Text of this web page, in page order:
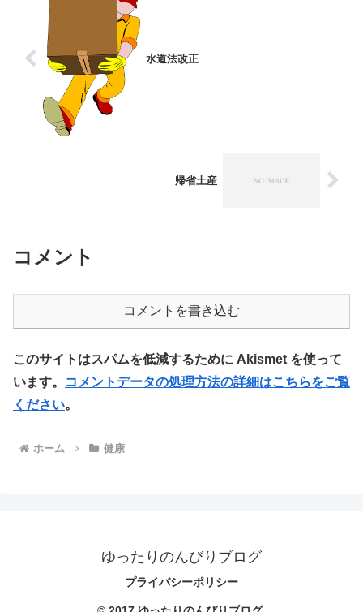
水道法改正
帰省土産
コメント
コメントを書き込む
このサイトはスパムを低減するために Akismet を使って
います。
コメントデータの処理方法の詳細はこちらをご覧
ください。
ホーム 健康
ゆったりのんびりブログ
プライバシーポリシー